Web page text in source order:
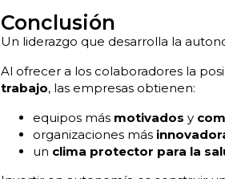
Conclusión
Un liderazgo que desarrolla la
Al ofrecer a los colaboradores la
trabajo, las empresas obtienen:
equipos más motivados y
organizaciones más
un clima protector para la